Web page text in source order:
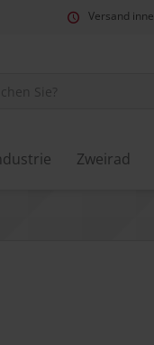
Versand
Zweirad